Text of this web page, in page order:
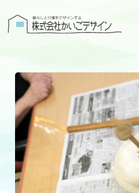
有料老人ホームユタリト
ユタリト船橋
ユタリト市川
デイサービスネスト実籾
建築設計